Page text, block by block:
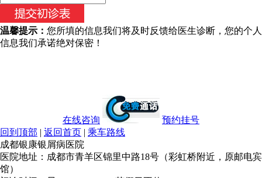
温馨提示： 您所填的信息我们将及时反馈给医生诊断，您的个人
信息我们承诺绝对保密！
在线咨询
预约挂号
回到顶部 | 返回首页 | 乘车路线
成都银康银屑病医院
医院地址：成都市青羊区锦里中路18号（彩虹桥附近，原邮电宾
馆）